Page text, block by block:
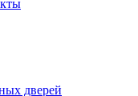
дверей